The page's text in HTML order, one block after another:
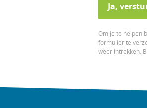
Ja,
Om je te helpen
formulier te
weer intrekken.